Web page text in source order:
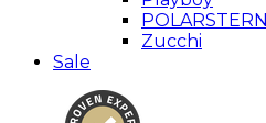
POLARSTERN
Zucchi
Sale